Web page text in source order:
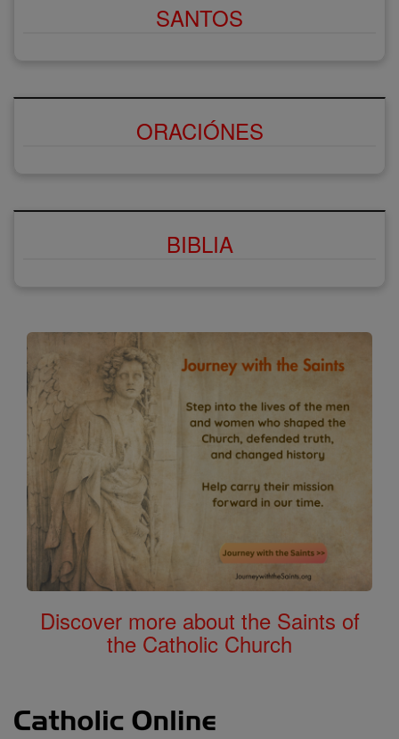
SANTOS
ORACIÓNES
BIBLIA
Discover more about the Saints of
the Catholic Church